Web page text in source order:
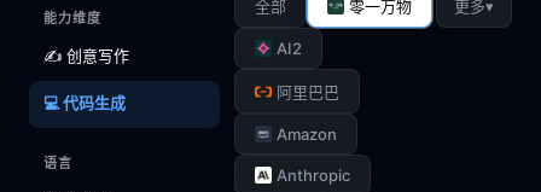
能力维度
✍️ 创意写作
💻 代码生成
语言
全部 零一万物
AI2
阿里巴巴
Amazon
Anthropic
更多▾